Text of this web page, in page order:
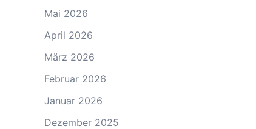
Mai 2026
April 2026
März 2026
Februar 2026
Januar 2026
Dezember 2025